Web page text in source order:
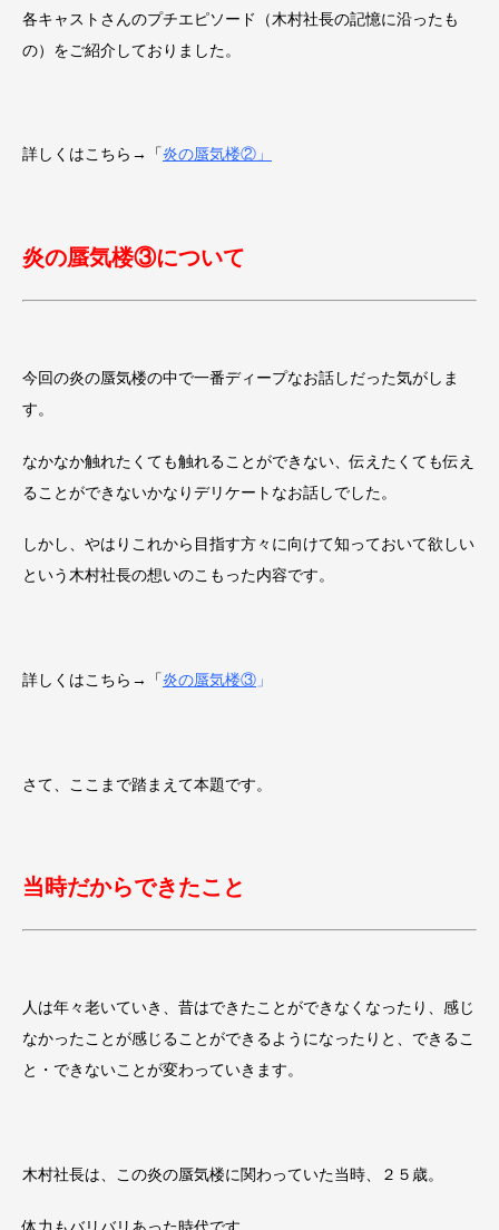
各キャストさんのプチエピソード（木村社長の記憶に沿ったも
の）をご紹介しておりました。
詳しくはこちら→「炎の蜃気楼②」
炎の蜃気楼③について
今回の炎の蜃気楼の中で一番ディープなお話しだった気がしま
す。
なかなか触れたくても触れることができない、伝えたくても伝え
ることができないかなりデリケートなお話しでした。
しかし、やはりこれから目指す方々に向けて知っておいて欲しい
という木村社長の想いのこもった内容です。
詳しくはこちら→「炎の蜃気楼③ 」
さて、ここまで踏まえて本題です。
当時だからできたこと
人は年々老いていき、昔はできたことができなくなったり、感じ
なかったことが感じることができるようになったりと、できるこ
と・できないことが変わっていきます。
木村社長は、この炎の蜃気楼に関わっていた当時、２５歳。
体力もバリバリあった時代です。